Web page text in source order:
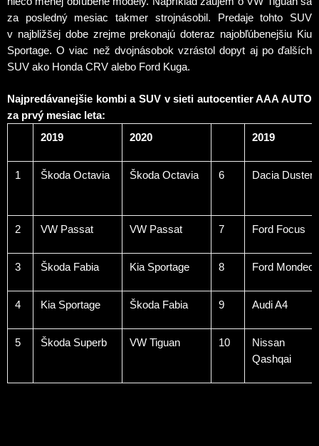
za posledný mesiac takmer strojnásobil. Predaje tohto SUV
v najbližšej dobe zrejme prekonajú doteraz najobľúbenejšiu Kiu
Sportage. O viac než dvojnásobok vzrástol dopyt aj po ďalších
SUV ako Honda CRV alebo Ford Kuga.
Najpredávanejšie kombi a SUV v sieti autocentier AAA AUTO
za prvý mesiac leta:
2019
2020 2019
1 Škoda Octavia Škoda Octavia 6 Dacia Duster
2 VW Passat VW Passat 7 Ford Focus
3 Škoda Fabia Kia Sportage 8 Ford Mondeo
4 Kia Sportage Škoda Fabia 9 Audi A4
5 Škoda Superb VW Tiguan 10
Nissan
Qashqai